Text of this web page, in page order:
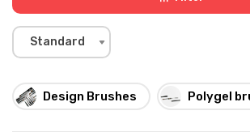
Standard
Design Brushes Polygel